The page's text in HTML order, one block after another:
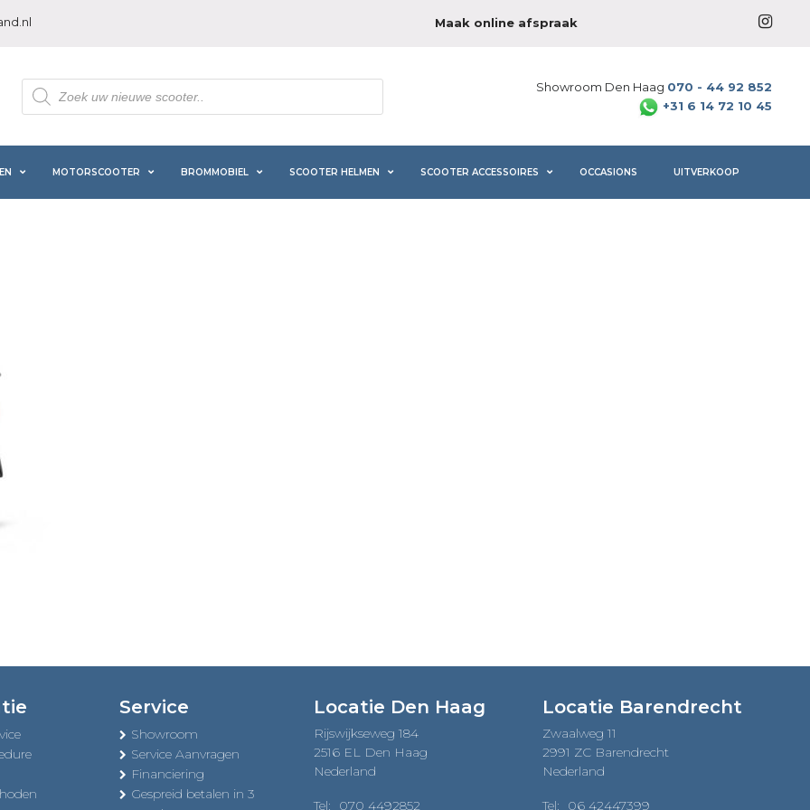
Maak online afspraak
Producten
zoeken
Showroom Den Haag 070 - 44 92 852
+31 6 14 72 10 45
MOTORSCOOTER BROMMOBIEL SCOOTER HELMEN SCOOTER ACCESSOIRES OCCASIONS UITVERKOOP
Service
Showroom
Service Aanvragen
Financiering
Gespreid betalen in 3
Locatie Den Haag
Rijswijkseweg 184
2516 EL Den Haag
Nederland
Tel: 070 4492852
Locatie Barendrecht
Zwaalweg 11
2991 ZC Barendrecht
Nederland
Tel: 06 42447399